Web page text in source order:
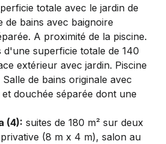
totale avec le jardin de
de bains avec baignoire
A proximité de la ­piscine.
d'une superficie totale de 140
extérieur avec jardin. Piscine
de bains originale avec
douchée séparée dont une
(4): suites de 180 m² sur deux
(8 m x 4 m), salon au